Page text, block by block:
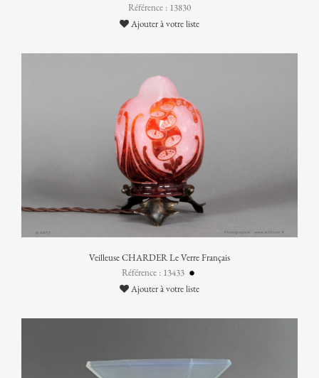
Référence : 13830
Ajouter à votre liste
Veilleuse CHARDER Le Verre Français
Référence : 13433
Ajouter à votre liste